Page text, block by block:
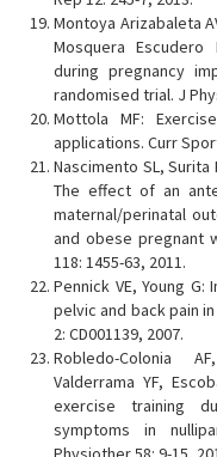
Montoya Arizabaleta
Mosquera Escudero
during pregnancy
randomised trial. J
Mottola MF:
applications. Curr
Nascimento SL, Surita
The effect of an
maternal/perinatal
and obese pregnant
118: 1455-63, 2011.
Pennick VE, Young
pelvic and back pain
2: CD001139, 2007.
Robledo-Colonia
Valderrama YF,
exercise training
symptoms in